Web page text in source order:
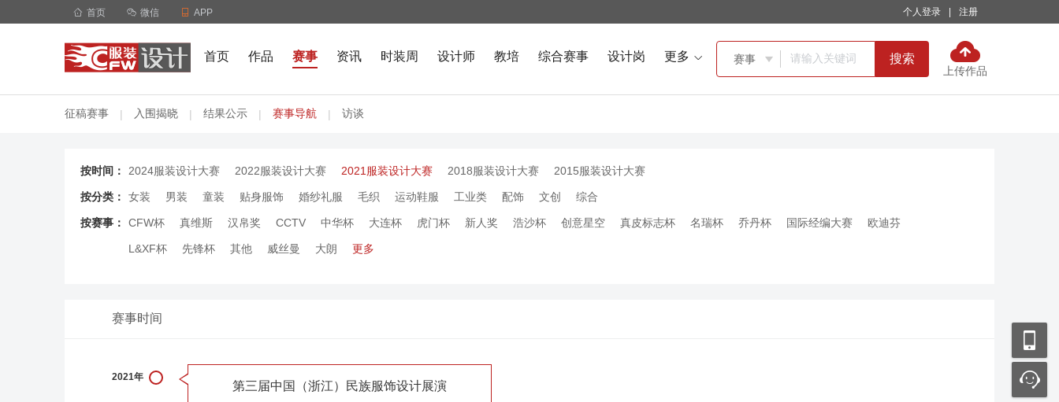
 首页  微信  APP 个人登录 注册
首页 作品 赛事 资讯 时装周 设计师 教培 综合赛事 设计岗 更多  赛事  搜索
上传作品
征稿赛事 | 入围揭晓 | 结果公示 | 赛事导航 | 访谈
按时间： 2024服装设计大赛 2022服装设计大赛 2021服装设计大赛 2018服装设计大赛 2015服装设计大赛
按分类： 女装 男装 童装 贴身服饰 婚纱礼服 毛织 运动鞋服 工业类 配饰 文创 综合
按赛事： CFW杯 真维斯 汉帛奖 CCTV 中华杯 大连杯 虎门杯 新人奖 浩沙杯 创意星空 真皮标志杯 名瑞杯 乔丹杯 国际经编大赛 欧迪芬
L&XF杯 先锋杯 其他 威丝曼 大朗 更多
赛事时间
2021年
第三届中国（浙江）民族服饰设计展演